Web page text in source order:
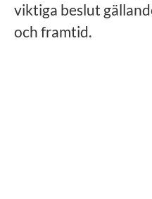
viktiga beslut
och framtid.